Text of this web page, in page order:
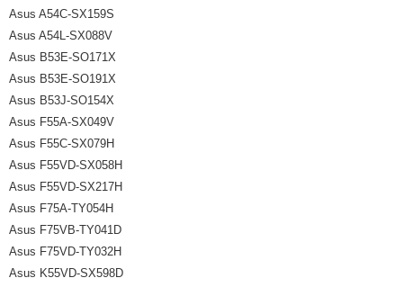
Asus A54C-SX159S
Asus A54L-SX088V
Asus B53E-SO171X
Asus B53E-SO191X
Asus B53J-SO154X
Asus F55A-SX049V
Asus F55C-SX079H
Asus F55VD-SX058H
Asus F55VD-SX217H
Asus F75A-TY054H
Asus F75VB-TY041D
Asus F75VD-TY032H
Asus K55VD-SX598D